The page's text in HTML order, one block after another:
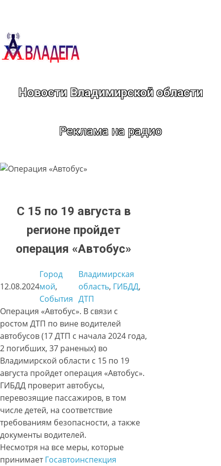
содержимому
Новости Владимирской области
Реклама на радио
С 15 по 19 августа в
регионе пройдет
операция «Автобус»
12.08.2024
Город
мой
События
Владимирская
область, ГИБДД
ДТП
Операция «Автобус». В связи с
ростом ДТП по вине водителей
автобусов (17 ДТП с начала 2024 года,
2 погибших, 37 раненых) во
Владимирской области с 15 по 19
августа пройдет операция «Автобус».
ГИБДД проверит автобусы,
перевозящие пассажиров, в том
числе детей, на соответствие
требованиям безопасности, а также
документы водителей.
Несмотря на все меры, которые
принимаетГосавтоинспекция